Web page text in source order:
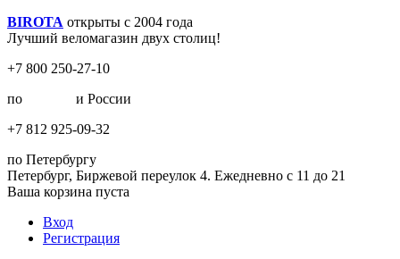
BIROTA открыты с 2004 года
Лучший веломагазин двух столиц!
+7 800 250-27-10
по
и России
+7 812 925-09-32
по Петербургу
Петербург, Биржевой переулок 4. Ежедневно с 11 до 21
Ваша корзина пуста
Вход
Регистрация